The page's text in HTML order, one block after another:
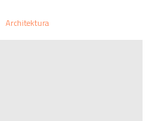
Architektura